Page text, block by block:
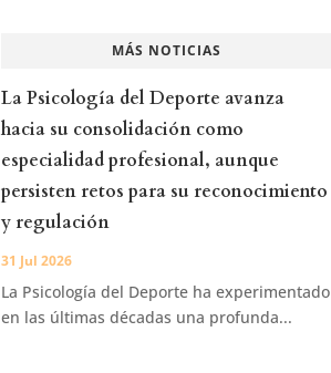
MÁS NOTICIAS
La Psicología del Deporte avanza
hacia su consolidación como
especialidad profesional, aunque
persisten retos para su reconocimiento
y regulación
31 Jul 2026
La Psicología del Deporte ha experimentado
en las últimas décadas una profunda...